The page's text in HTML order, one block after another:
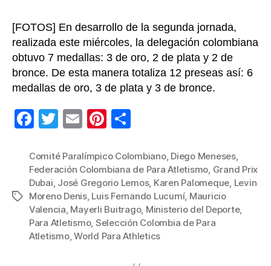
[FOTOS] En desarrollo de la segunda jornada,
realizada este miércoles, la delegación colombiana
obtuvo 7 medallas: 3 de oro, 2 de plata y 2 de
bronce. De esta manera totaliza 12 preseas así: 6
medallas de oro, 3 de plata y 3 de bronce.
F
c
e
b
o
o
T
tt
er
E
ail
Pi
er
e
st
m
p
ar
tir
Etiquetas
Comité Paralímpico Colombiano, Diego Meneses,
Federación Colombiana de Para Atletismo, Grand Prix
Dubai, José Gregorio Lemos, Karen Palomeque, Levin
Moreno Denis, Luis Fernando Lucumí, Mauricio
Valencia, Mayerli Buitrago, Ministerio del Deporte,
Para Atletismo, Selección Colombia de Para
Atletismo,World Para Athletics